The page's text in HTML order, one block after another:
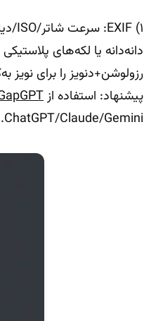
دانه‌دانه یا لکه‌های
رزولوشن+دنویز را برای نویز
پیشنهاد: استفاده از
ChatGPT/Claude/Gemini.